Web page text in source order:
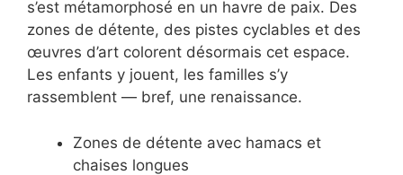
s’est métamorphosé en un havre de paix. Des
zones de détente, des pistes cyclables et des
œuvres d’art colorent désormais cet espace.
Les enfants y jouent, les familles s’y
rassemblent — bref, une renaissance.
Zones de détente avec hamacs et
chaises longues